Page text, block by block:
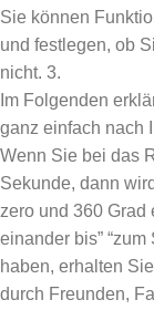
Sie können
und festlegen, ob
nicht. 3.
Im Folgenden
ganz einfach nach
Wenn Sie bei das
Sekunde, dann
zero und 360
einander bis”
haben, erhalten
durch Freunden,